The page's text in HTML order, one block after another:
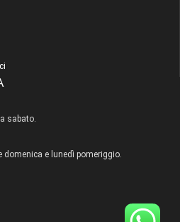
sabato.
domenica e lunedì pomeriggio.